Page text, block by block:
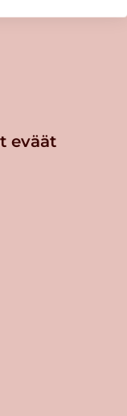
eväät